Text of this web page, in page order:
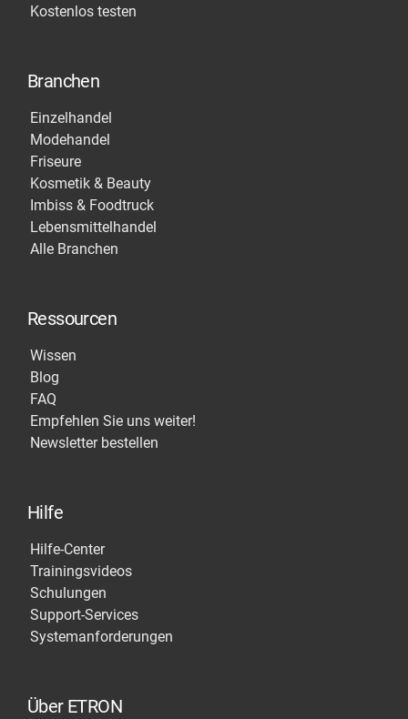
Kostenlos testen
Branchen
Einzelhandel
Modehandel
Friseure
Kosmetik & Beauty
Imbiss & Foodtruck
Lebensmittelhandel
Alle Branchen
Ressourcen
Wissen
Blog
FAQ
Empfehlen Sie uns weiter!
Newsletter bestellen
Hilfe
Hilfe-Center
Trainingsvideos
Schulungen
Support-Services
Systemanforderungen
Über ETRON